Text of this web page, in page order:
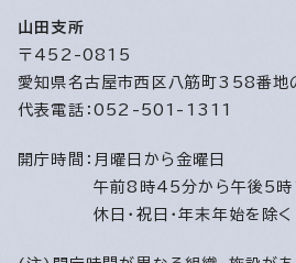
山田支所
〒452-0815
愛知県名古屋市西区八筋町358番地
代表電話：052-501-1311
開庁時間： 月曜日から金曜日
午前8時45分から午後5時
休日・祝日・年末年始を除く